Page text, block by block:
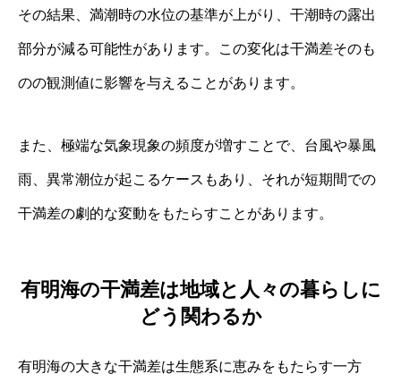
その結果、満潮時の水位の基準が上がり、干潮時の露出
部分が減る可能性があります。この変化は干満差そのも
のの観測値に影響を与えることがあります。
また、極端な気象現象の頻度が増すことで、台風や暴風
雨、異常潮位が起こるケースもあり、それが短期間での
干満差の劇的な変動をもたらすことがあります。
有明海の干満差は地域と人々の暮らしに
どう関わるか
有明海の大きな干満差は生態系に恵みをもたらす一方